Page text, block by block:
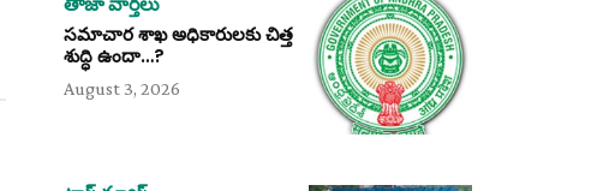
తాజా వార్తలు
సమాచార శాఖ అధికారులకు చిత్త
శుద్ధి ఉందా…?
August 3, 2026